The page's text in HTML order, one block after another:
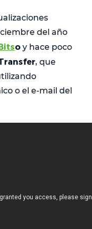
del año
o y hace poco
, que
o el e-mail del